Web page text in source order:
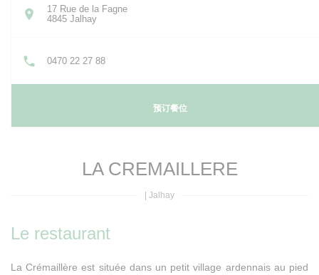
17 Rue de la Fagne
4845 Jalhay((在新窗口中打开))
0470 22 27 88
预订餐位
LA CREMAILLERE
Jalhay
Le restaurant
La Crémaillère est située dans un petit village ardennais au pied